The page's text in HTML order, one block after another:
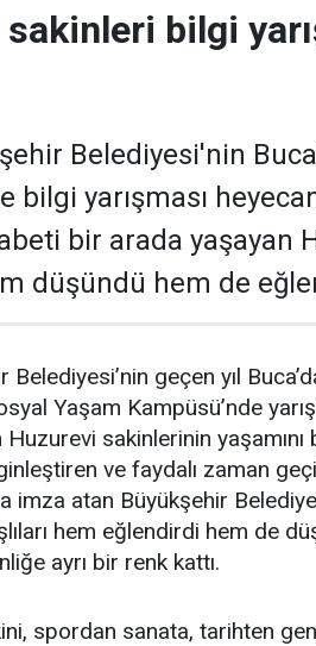
bilgi
Belediyesi'nin
bilgi yarışması
bir arada yaşayan
düşündü hem de
geçen yıl
Yaşam Kampüsü’nde
Huzurevi sakinlerinin yaşamını
ve faydalı zaman
imza atan Büyükşehir
hem eğlendirdi hem de
ayrı bir renk kattı.
spordan sanata, tarihten